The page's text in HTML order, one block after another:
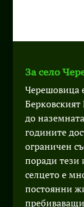
За село
Черешовица
до
годините
ограничен
поради
селцето е
постоянни